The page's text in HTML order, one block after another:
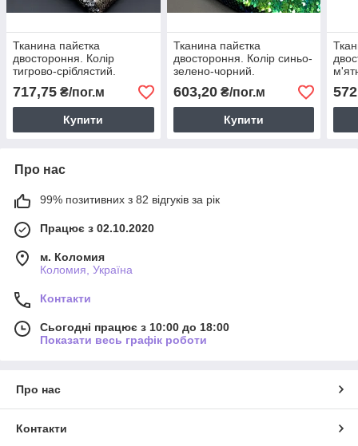
Тканина пайєтка
двостороння. Колір
тигрово-сріблястий.
717,75 ₴/пог.м
Купити
Тканина пайєтка
двостороння. Колір синьо-
зелено-чорний.
Хамелеон.
603,20₴/пог.м
Купити
Про нас
99% позитивних з 82 відгуків за рік
Працює з 02.10.2020
м. Коломия
Коломия, Україна
Контакти
Сьогодні працює з 10:00 до 18:00
Показати весь графік роботи
Про нас
Контакти